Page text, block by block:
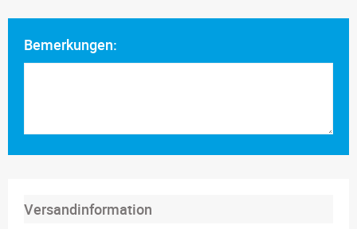
Bemerkungen:
Versandinformation